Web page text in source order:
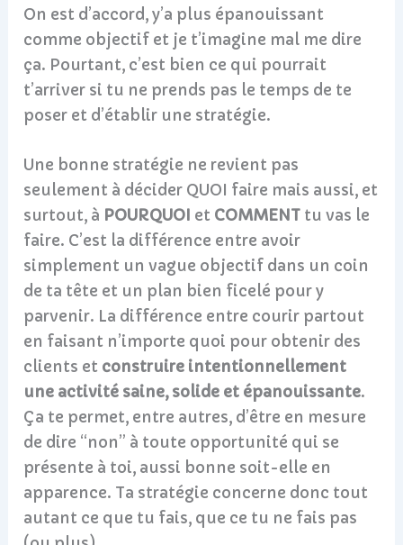
On est d’accord, y’a plus épanouissant
comme objectif et je t’imagine mal me dire
ça. Pourtant, c’est bien ce qui pourrait
t’arriver si tu ne prends pas le temps de te
poser et d’établir une stratégie.
Une bonne stratégie ne revient pas
seulement à décider QUOI faire mais aussi, et
surtout, à POURQUOI et COMMENT tu vas le
faire. C’est la différence entre avoir
simplement un vague objectif dans un coin
de ta tête et un plan bien ficelé pour y
parvenir. La différence entre courir partout
en faisant n’importe quoi pour obtenir des
clients et construire intentionnellement
une activité saine, solide et épanouissante.
Ça te permet, entre autres, d’être en mesure
de dire “non” à toute opportunité qui se
présente à toi, aussi bonne soit-elle en
apparence. Ta stratégie concerne donc tout
autant ce que tu fais, que ce tu ne fais pas